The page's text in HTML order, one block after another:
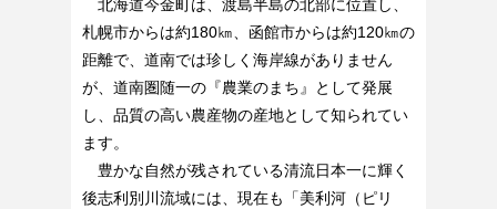
北海道今金町は、渡島半島の北部に位置し、
札幌市からは約180㎞、函館市からは約120㎞の
距離で、道南では珍しく海岸線がありません
が、道南圏随一の『農業のまち』として発展
し、品質の高い農産物の産地として知られてい
ます。
豊かな自然が残されている清流日本一に輝く
後志利別川流域には、現在も「美利河（ピリ